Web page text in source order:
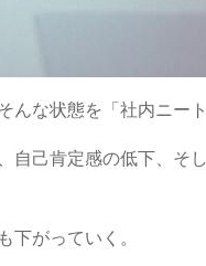
な状態を「社内ニート
自己肯定感の低下、そ
がっていく。